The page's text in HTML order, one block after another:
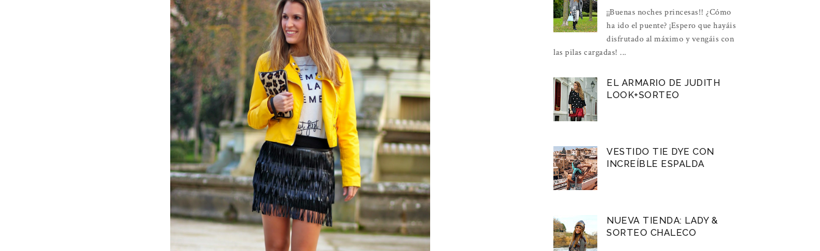
¡¡Buenas noches princesas!! ¿Cómo
ha ido el puente? ¡Espero que hayáis
disfrutado al máximo y vengáis con
las pilas cargadas! ...
EL ARMARIO DE JUDITH
LOOK+SORTEO
VESTIDO TIE DYE CON
INCREÍBLE ESPALDA
NUEVA TIENDA: LADY &
SORTEO CHALECO